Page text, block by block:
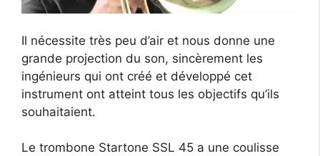
Il nécessite très peu d’air et nous donne une
grande projection du son, sincèrement les
ingénieurs qui ont créé et développé cet
instrument ont atteint tous les objectifs qu’ils
souhaitaient.
Le trombone Startone SSL 45 a une coulisse